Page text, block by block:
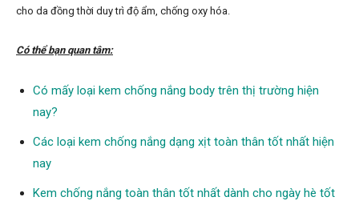
cho da đồng thời duy trì độ ẩm, chống oxy hóa.
Có thể bạn quan tâm:
Có mấy loại kem chống nắng body trên thị trường hiện
nay?
Các loại kem chống nắng dạng xịt toàn thân tốt nhất hiện
nay
Kem chống nắng toàn thân tốt nhất dành cho ngày hè tốt